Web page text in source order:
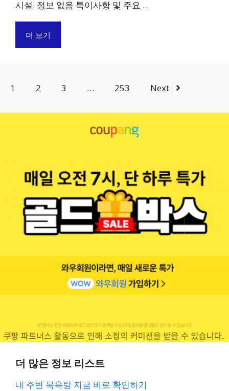
시설: 정보 없음 특이사항 및 주요 ...
더 보기
1 2 3 … 253 Next
더 많은 정보 리스트
내 주변 목욕탕 지금 바로 확인하기